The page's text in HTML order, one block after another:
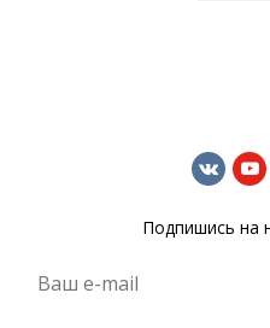
Подпишись на
Ваш e-mail